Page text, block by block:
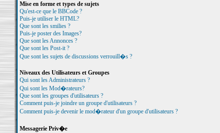
Mise en forme et types de sujets
Qu'est-ce que le BBCode ?
Puis-je utiliser le HTML?
Que sont les smilies ?
Puis-je poster des Images?
Que sont les Annonces ?
Que sont les Post-it ?
Que sont les sujets de discussions verrouill�s ?
Niveaux des Utilisateurs et Groupes
Qui sont les Administrateurs ?
Qui sont les Mod�rateurs?
Que sont les groupes d'utilisateurs ?
Comment puis-je joindre un groupe d'utilisateurs ?
Comment puis-je devenir le mod�rateur d'un groupe d'utilisateurs ?
Messagerie Priv�e